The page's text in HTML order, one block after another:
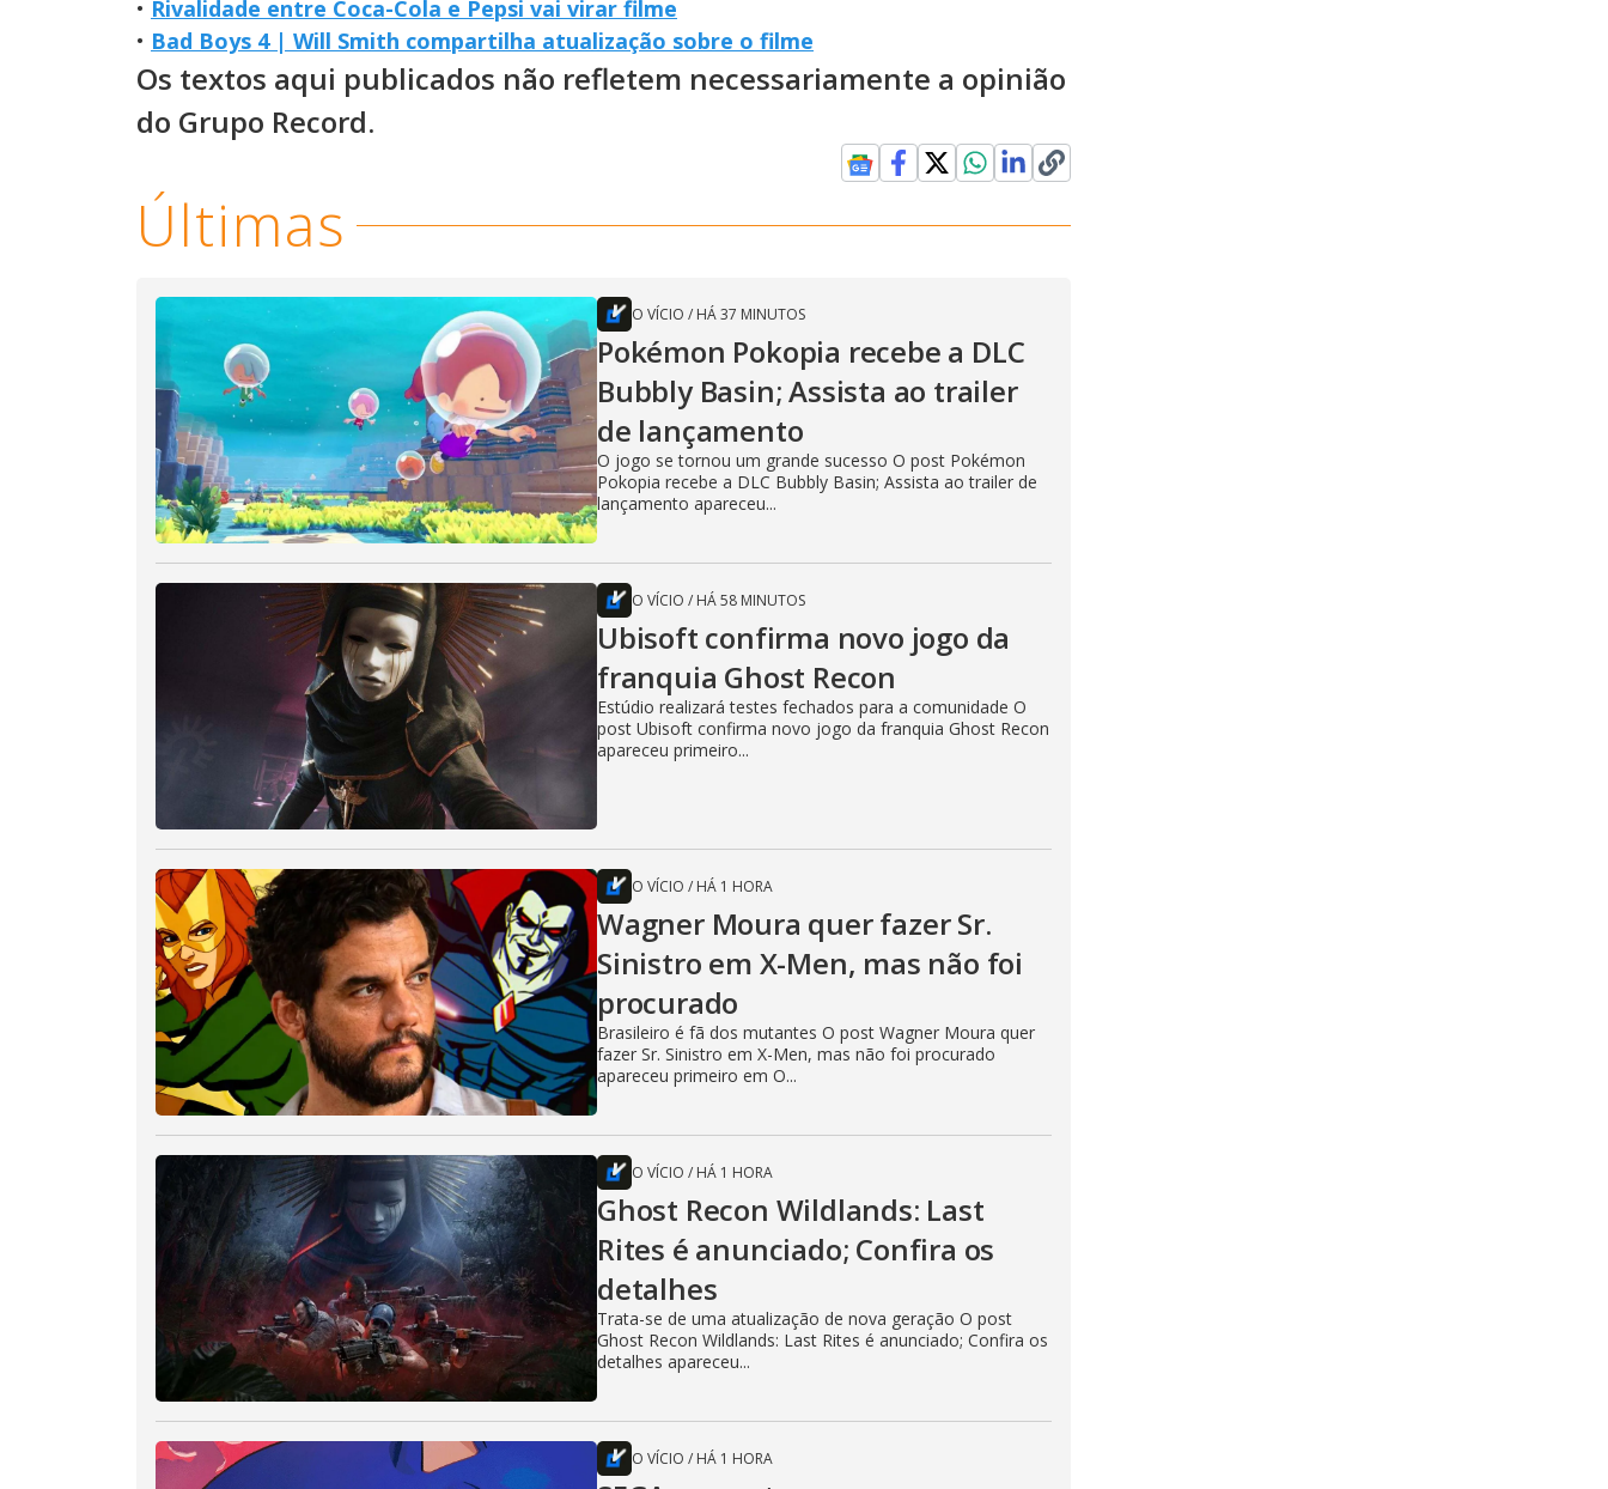
• Rivalidade entre Coca-Cola e Pepsi vai virar filme
• Bad Boys 4 | Will Smith compartilha atualização sobre o filme
Os textos aqui publicados não refletem necessariamente a opinião
do Grupo Record.
Últimas
O VÍCIO / HÁ 37 MINUTOS
Pokémon Pokopia recebe a DLC
Bubbly Basin; Assista ao trailer
de lançamento
O jogo se tornou um grande sucesso O post Pokémon
Pokopia recebe a DLC Bubbly Basin; Assista ao trailer de
lançamento apareceu...
O VÍCIO / HÁ 58 MINUTOS
Ubisoft confirma novo jogo da
franquia Ghost Recon
Estúdio realizará testes fechados para a comunidade O
post Ubisoft confirma novo jogo da franquia Ghost Recon
apareceu primeiro...
O VÍCIO / HÁ 1 HORA
Wagner Moura quer fazer Sr.
Sinistro em X-Men, mas não foi
procurado
Brasileiro é fã dos mutantes O post Wagner Moura quer
fazer Sr. Sinistro em X-Men, mas não foi procurado
apareceu primeiro em O...
O VÍCIO / HÁ 1 HORA
Ghost Recon Wildlands: Last
Rites é anunciado; Confira os
detalhes
Trata-se de uma atualização de nova geração O post
Ghost Recon Wildlands: Last Rites é anunciado; Confira os
detalhes apareceu...
O VÍCIO / HÁ 1 HORA